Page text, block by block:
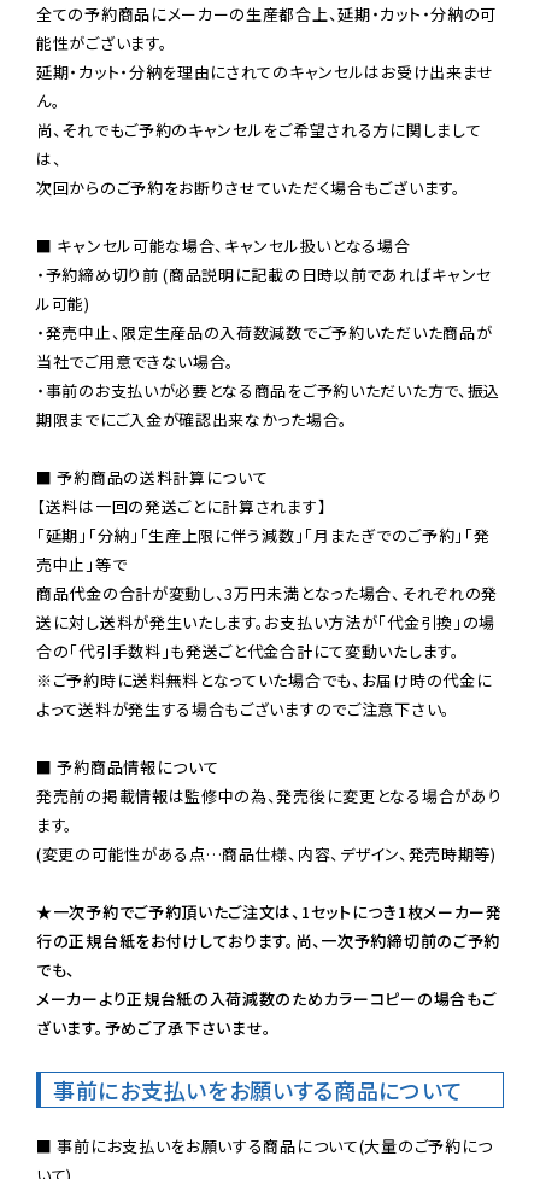
全ての予約商品にメーカーの生産都合上、延期・カット・分納の可
能性がございます。
延期・カット・分納を理由にされてのキャンセルはお受け出来ませ
ん。
尚、それでもご予約のキャンセルをご希望される方に関しまして
は、
次回からのご予約をお断りさせていただく場合もございます。
■ キャンセル可能な場合、キャンセル扱いとなる場合
・予約締め切り前 (商品説明に記載の日時以前であればキャンセ
ル可能)
・発売中止、限定生産品の入荷数減数でご予約いただいた商品が
当社でご用意できない場合。
・事前のお支払いが必要となる商品をご予約いただいた方で、振込
期限までにご入金が確認出来なかった場合。
■ 予約商品の送料計算について
【送料は一回の発送ごとに計算されます】
「延期」「分納」「生産上限に伴う減数」「月またぎでのご予約」「発
売中止」等で
商品代金の合計が変動し、3万円未満となった場合、それぞれの発
送に対し送料が発生いたします。お支払い方法が「代金引換」の場
※ご予約時に送料無料となっていた場合でも、お届け時の代金に
よって送料が発生する場合もございますのでご注意下さい。
■ 予約商品情報について
発売前の掲載情報は監修中の為、発売後に変更となる場合があり
ます。
(変更の可能性がある点…商品仕様、内容、デザイン、発売時期等)
★一次予約でご予約頂いたご注文は、1セットにつき1枚メーカー発
行の正規台紙をお付けしております。尚、一次予約締切前のご予約
でも、
メーカーより正規台紙の入荷減数のためカラーコピーの場合もご
ざいます。予めご了承下さいませ。
事前にお支払いをお願いする商品について
■ 事前にお支払いをお願いする商品について(大量のご予約につ